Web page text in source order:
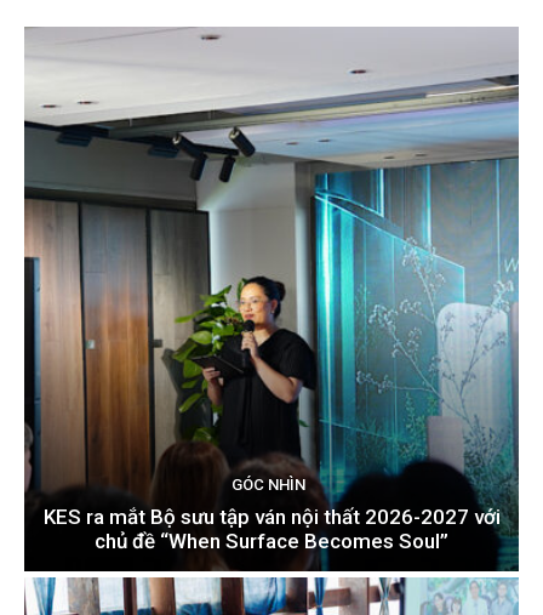
GÓC NHÌN
KES ra mắt Bộ sưu tập ván nội thất 2026-2027 với
chủ đề “When Surface Becomes Soul”